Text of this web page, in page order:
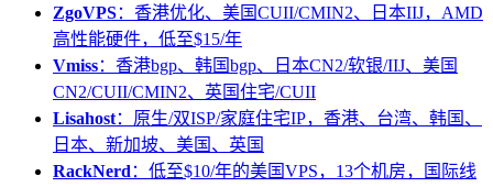
ZgoVPS：香港优化、美国CUII/CMIN2、日本IIJ，AMD
高性能硬件，低至$15/年
Vmiss：香港bgp、韩国bgp、日本CN2/软银/IIJ、美国
CN2/CUII/CMIN2、英国住宅/CUII
Lisahost：原生/双ISP/家庭住宅IP，香港、台湾、韩国、
日本、新加坡、美国、英国
RackNerd ：低至$10/年的美国VPS，13个机房，国际线